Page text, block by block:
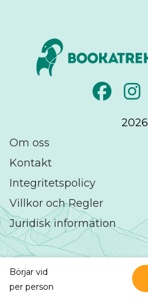
Börjar vid
per person
2026
Om oss
Kontakt
Integritetspolicy
Villkor och Regler
Juridisk information
Utmärkt